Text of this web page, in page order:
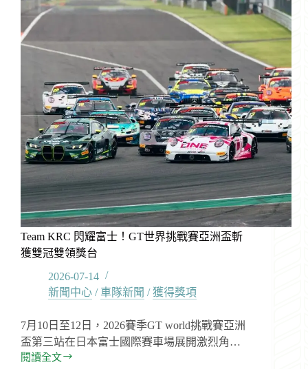
載
而
略
制
勝，
GT3/GTS
車
齊
登
台
Team KRC 閃耀富士！GT世界挑戰賽亞洲盃斬
獲雙冠雙領獎台
2026-07-14
新聞中心 /車隊新聞 /獲得獎項
7月10日至12日，2026賽季GT world挑戰賽亞洲
盃第三站在日本富士國際賽車場展開激烈角…
閱讀全文
Team